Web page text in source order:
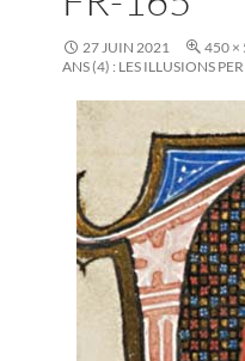
27 JUIN 2021 450 ×
ANS (4) : LES ILLUSIONS